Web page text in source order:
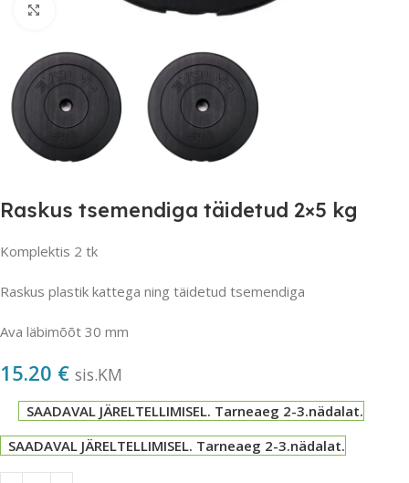
Suurendamiseks klõpsake
Raskus tsemendiga täidetud 2×5 kg
Komplektis 2 tk
Raskus plastik kattega ning täidetud tsemendiga
Ava läbimõõt 30 mm
15.20 € sis.KM
SAADAVAL JÄRELTELLIMISEL. Tarneaeg 2-3.nädalat.
SAADAVAL JÄRELTELLIMISEL. Tarneaeg 2-3.nädalat.